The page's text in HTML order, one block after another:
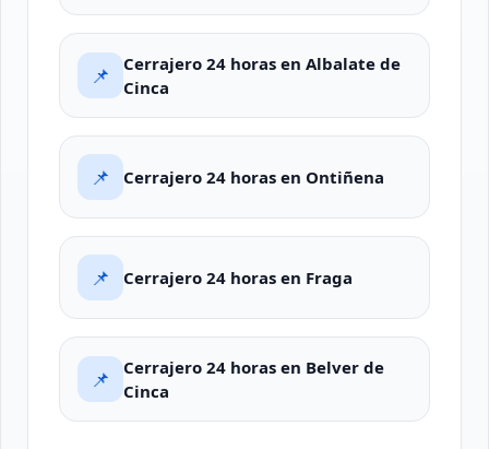
📌
Cerrajero 24 horas en Albalate de
Cinca
📌 Cerrajero 24 horas en Ontiñena
📌 Cerrajero 24 horas en Fraga
📌
Cerrajero 24 horas en Belver de
Cinca